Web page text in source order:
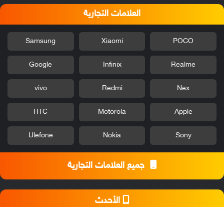
العلامات التجارية
POCO
Xiaomi
Samsung
Realme
Infinix
Google
Nex
Redmi
vivo
Apple
Motorola
HTC
Sony
Nokia
Ulefone
جميع العلامات التجارية
الأحدث